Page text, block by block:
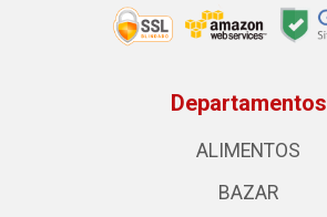
Departamentos
ALIMENTOS
BAZAR